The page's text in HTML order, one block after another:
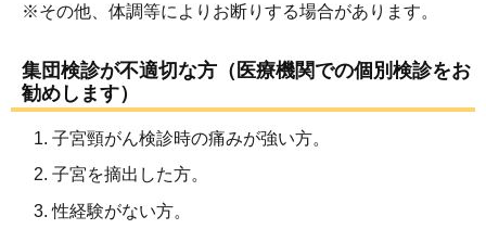
※その他、体調等によりお断りする場合があります。
集団検診が不適切な方（医療機関での個別検診をお
勧めします）
子宮頸がん検診時の痛みが強い方。
子宮を摘出した方。
性経験がない方。